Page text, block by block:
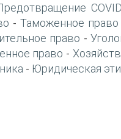
-Таможенное право
право -
право -
- Юридическая